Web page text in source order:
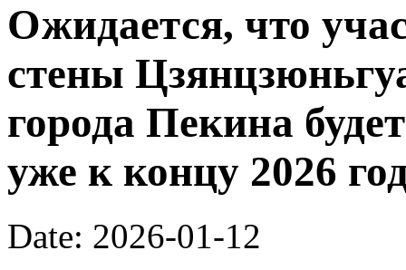
Ожидается, что
стены
города Пекина
уже к концу 2026
Date: 2026-01-12